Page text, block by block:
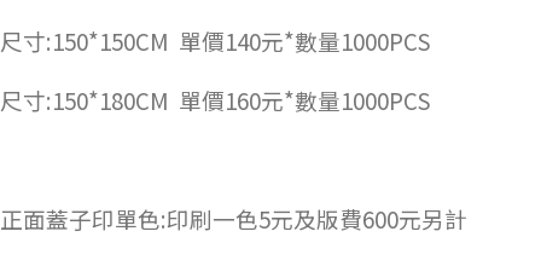
尺寸:150*150CM 單價140元*數量1000PCS
尺寸:150*180CM 單價160元*數量1000PCS
正面蓋子印單色:印刷一色5元及版費600元另計